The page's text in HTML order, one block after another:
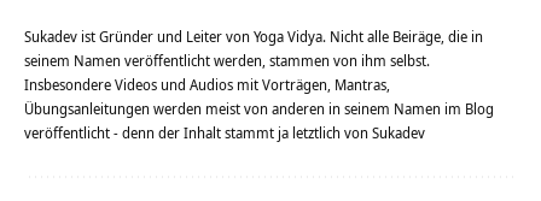
Sukadev ist Gründer und Leiter von Yoga Vidya. Nicht alle Beiräge, die in
seinem Namen veröffentlicht werden, stammen von ihm selbst.
Insbesondere Videos und Audios mit Vorträgen, Mantras,
Übungsanleitungen werden meist von anderen in seinem Namen im Blog
veröffentlicht - denn der Inhalt stammt ja letztlich von Sukadev